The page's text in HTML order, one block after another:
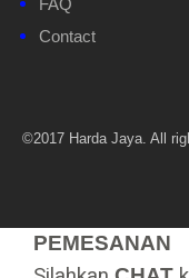
FAQ
Contact
©2017 Harda Jaya. All
PEMESANAN